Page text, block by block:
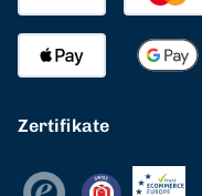
Zertifikate